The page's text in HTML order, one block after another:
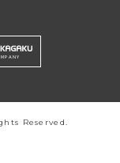
Reserved.